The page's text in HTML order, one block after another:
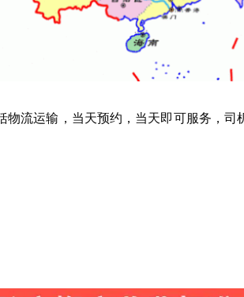
物流运输，当天预约，当天即可服务，